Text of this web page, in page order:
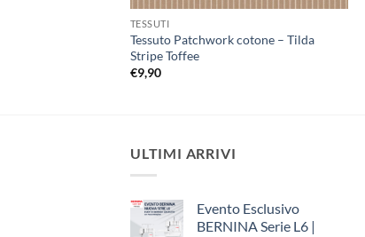
TESSUTI
Tessuto Patchwork cotone – Tilda
Stripe Toffee
€9,90
ULTIMI ARRIVI
Evento Esclusivo
BERNINA Serie L6 |